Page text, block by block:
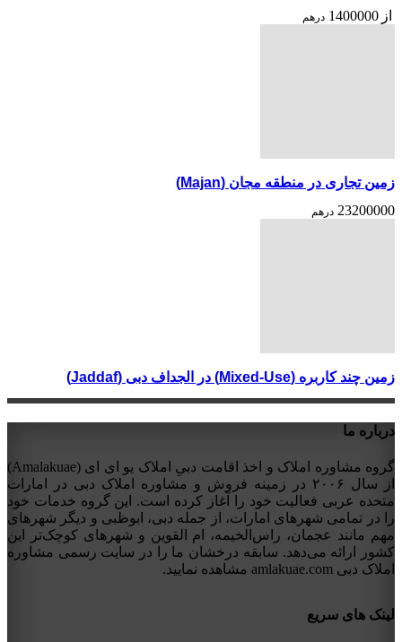
از 1400000 درهم
زمین تجاری در منطقه مجان (Majan)
23200000 درهم
زمین چند کاربره (Mixed-Use) در الجداف دبی (Jaddaf)
درباره ما
گروه مشاوره املاک و اخذ اقامت دبیِ املاک یو ای ای (Amalakuae)
از سال ۲۰۰۶ در زمینه فروش و مشاوره املاک دبی در امارات
متحده عربی فعالیت خود را آغاز کرده است. این گروه خدمات خود
را در تمامی شهرهای امارات، از جمله دبی، ابوظبی و دیگر شهرهای
مهم مانند عجمان، راس‌الخیمه، ام القوین و شهرهای کوچک‌تر این
کشور ارائه می‌دهد. سابقه درخشان ما را در سایت رسمی مشاوره
املاک دبی amlakuae.com مشاهده نمایید.
لینک های سریع